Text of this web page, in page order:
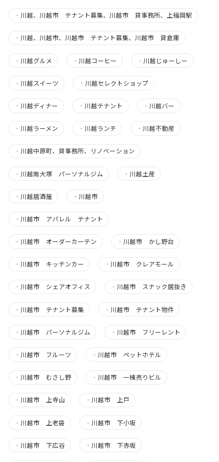
・ 川越、川越市 テナント募集、川越市 貸事務所、上福岡駅
・ 川越、川越市、川越市 テナント募集、川越市 貸倉庫
・ 川越グルメ ・ 川越コーヒー ・ 川越じゅーしー
・ 川越スイーツ ・ 川越セレクトショップ
・ 川越ディナー ・ 川越テナント ・ 川越バー
・ 川越ラーメン ・ 川越ランチ ・ 川越不動産
・ 川越中原町、貸事務所、リノベーション
・ 川越南大塚 パーソナルジム ・ 川越土産
・ 川越居酒屋 ・ 川越市
・ 川越市 アパレル テナント
・ 川越市 オーダーカーテン ・ 川越市 かし野台
・ 川越市 キッチンカー ・ 川越市 クレアモール
・ 川越市 シェアオフィス ・ 川越市 スナック居抜き
・ 川越市 テナント募集 ・ 川越市 テナント物件
・ 川越市 パーソナルジム ・ 川越市 フリーレント
・ 川越市 フルーツ ・ 川越市 ペットホテル
・ 川越市 むさし野 ・ 川越市 一棟売りビル
・ 川越市 上寺山 ・ 川越市 上戸
・ 川越市 上老袋 ・ 川越市 下小坂
・ 川越市 下広谷 ・ 川越市 下赤坂